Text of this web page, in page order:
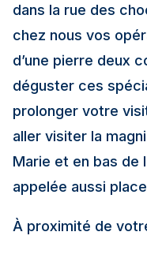
dans la rue des
chez nous vos
d’une pierre deux
déguster ces
prolonger votre
aller visiter la
Marie et en bas de
appelée aussi
À proximité de